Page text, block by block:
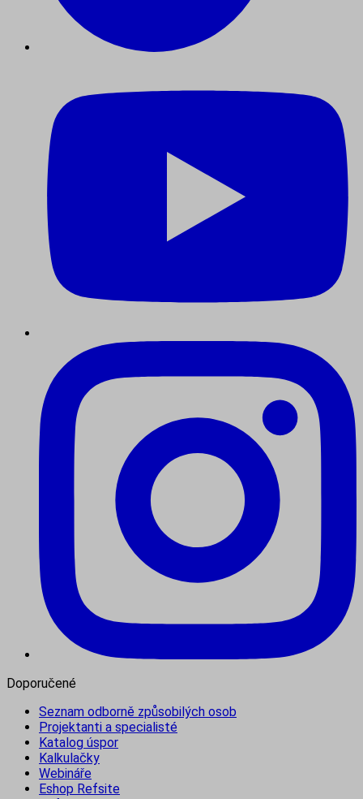
Doporučené
Seznam odborně způsobilých osob
Projektanti a specialisté
Katalog úspor
Kalkulačky
Webináře
Eshop Refsite